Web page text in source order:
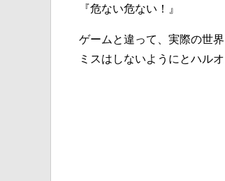
『危ない危ない！』
ゲームと違って、実際の世
ミスはしないようにとハル